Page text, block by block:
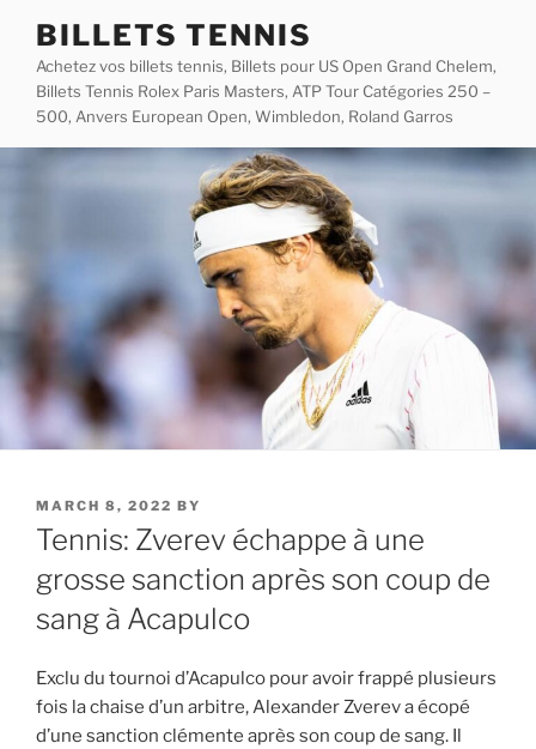
content
BILLETS TENNIS
Achetez vos billets tennis, Billets pour US Open Grand Chelem,
Billets Tennis Rolex Paris Masters, ATP Tour Catégories 250 –
500, Anvers European Open, Wimbledon, Roland Garros
POSTED
ON
MARCH 8, 2022 BY
Tennis: Zverev échappe à une
grosse sanction après son coup de
sang à Acapulco
Exclu du tournoi d’Acapulco pour avoir frappé plusieurs
fois la chaise d’un arbitre, Alexander Zverev a écopé
d’une sanction clémente après son coup de sang. Il